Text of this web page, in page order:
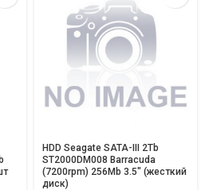
HDD Seagate SATA-III 2Tb
ST2000DM008 Barracuda
(7200rpm) 256Mb 3.5″ (жесткий
диск)